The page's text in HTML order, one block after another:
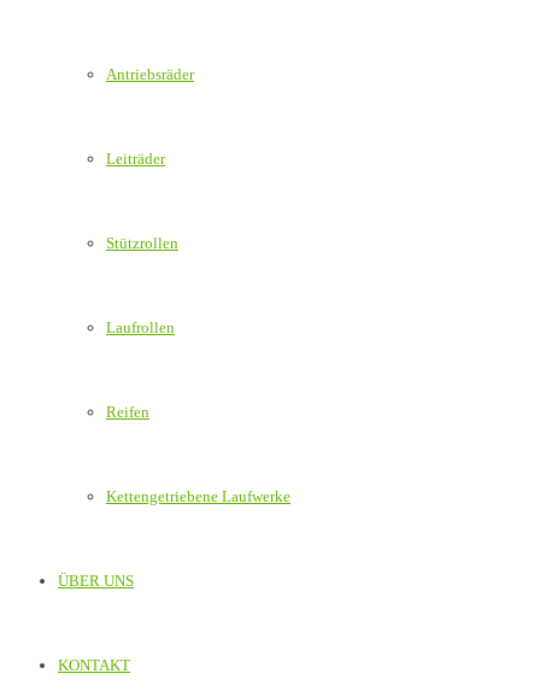
Antriebsräder
Leiträder
Stützrollen
Laufrollen
Reifen
Kettengetriebene Laufwerke
ÜBER UNS
KONTAKT